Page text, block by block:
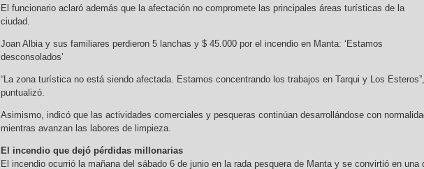
El funcionario aclaró además que la afectación no compromete las principales áreas turísticas de la
ciudad.
Joan Albia y sus familiares perdieron 5 lanchas y $ 45.000 por el incendio en Manta: ‘Estamos
desconsolados’
“La zona turística no está siendo afectada. Estamos concentrando los trabajos en Tarqui y Los Esteros”,
puntualizó.
Asimismo, indicó que las actividades comerciales y pesqueras continúan desarrollándose con
mientras avanzan las labores de limpieza.
El incendio que dejó pérdidas millonarias
El incendio ocurrió la mañana del sábado 6 de junio en la rada pesquera de Manta y se convirtió en una